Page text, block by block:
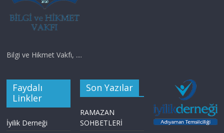
Bilgi ve Hikmet Vakfı, ....
Faydalı
Linkler
İyilik Derneği
Son Yazılar
RAMAZAN
SOHBETLERİ